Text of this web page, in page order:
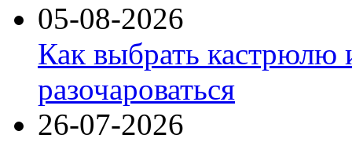
05-08-2026
Как выбрать кастрюлю
разочароваться
26-07-2026